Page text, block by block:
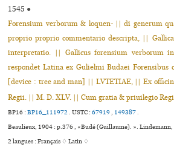
1545 ●
Forensium verborum & loquen- || di generum
proprio proprio commentario descripta, ||
interpretatio. || Gallicus forensium verborum
respondet Latina ex Gulielmi Budaei Forensibus
[device : tree and man] || LVTETIAE, || Ex
Regii. || M. D. XLV. || Cum gratia & priuilegio
BP16 :BP16_111972.USTC :67919, 149387.
Beaulieux, 1904 : p.376 , «Budé (Guillaume). ».
2 langues :Français ♢Latin ♢